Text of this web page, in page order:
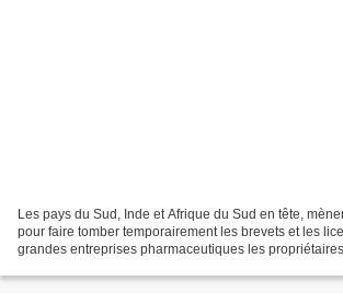
Les pays du Sud, Inde et Afrique du Sud en tête,
pour faire tomber temporairement les brevets et les
grandes entreprises pharmaceutiques les